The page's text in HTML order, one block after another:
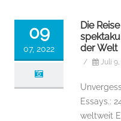
09
07, 2022
Die
der Welt
/ Juli 9,
Essays.:
weltweit